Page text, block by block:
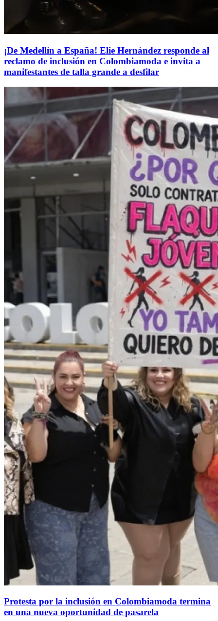
¡De Medellín a España! Elie Hernández responde al
reclamo de inclusión en Colombiamoda e invita a
manifestantes de talla grande a desfilar
Protesta por la inclusión en Colombiamoda termina
en una nueva oportunidad de pasarela